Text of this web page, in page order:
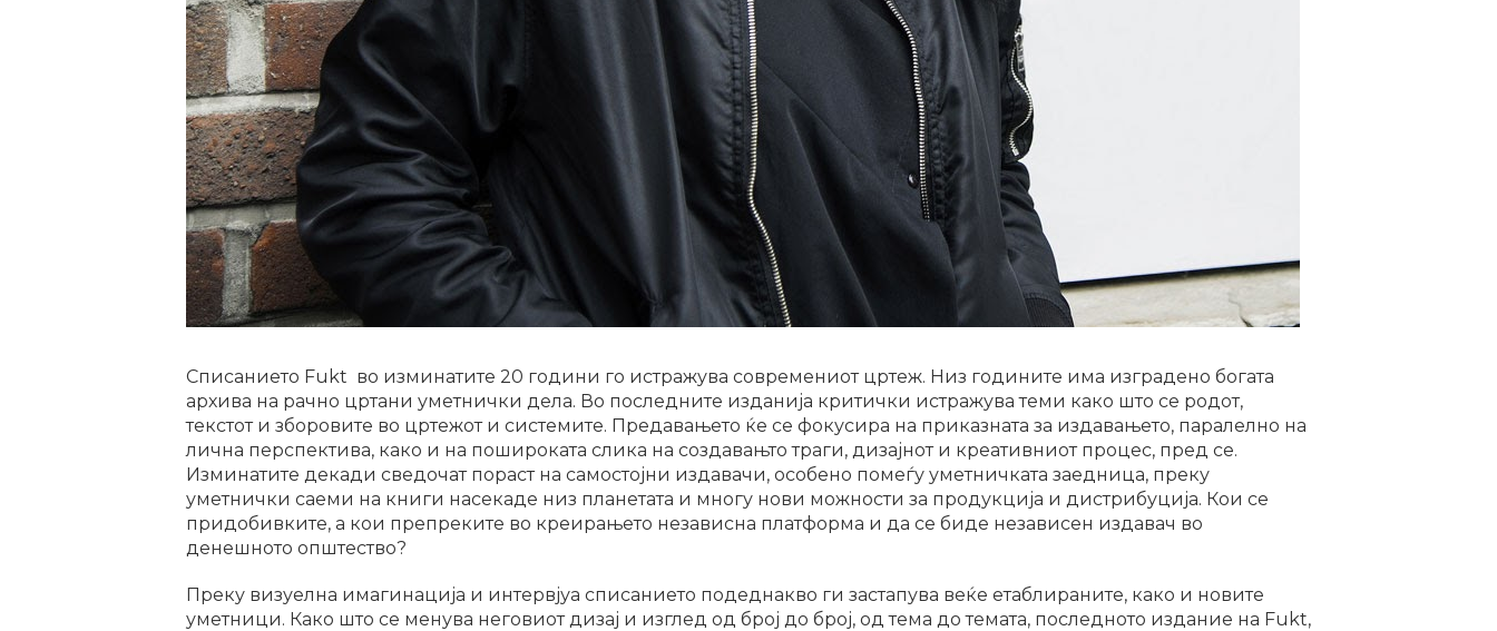
Списанието Fukt во изминатите 20 години го истражува современиот цртеж. Низ годините има изградено богата
архива на рачно цртани уметнички дела. Во последните изданија критички истражува теми како што се родот,
текстот и зборовите во цртежот и системите. Предавањето ќе се фокусира на приказната за издавањето, паралелно на
лична перспектива, како и на пошироката слика на создавањто траги, дизајнот и креативниот процес, пред се.
Изминатите декади сведочат пораст на самостојни издавачи, особено помеѓу уметничката заедница, преку
уметнички саеми на книги насекаде низ планетата и многу нови можности за продукција и дистрибуција. Кои се
придобивките, а кои препреките во креирањето независна платформа и да се биде независен издавач во
денешното општество?
Преку визуелна имагинација и интервјуа списанието подеднакво ги застапува веќе етаблираните, како и новите
уметници. Како што се менува неговиот дизај и изглед од број до број, од тема до темата, последното издание на Fukt,